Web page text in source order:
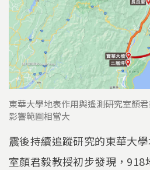
東華大學地表作用與遙測研究室顏
影響範圍相當大
震後持續追蹤研究的東華大
室顏君毅教授初步發現，918